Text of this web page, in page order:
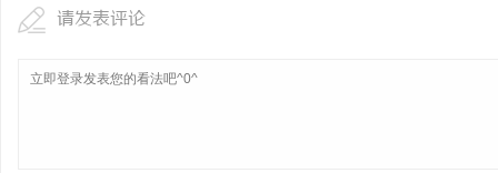
请发表评论